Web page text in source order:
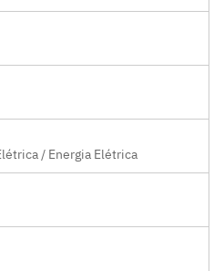
/ Energia Elétrica